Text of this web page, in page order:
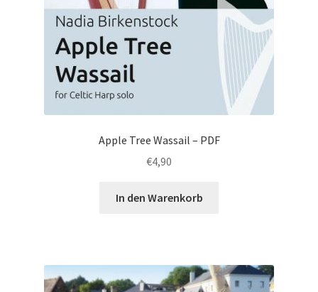
Apple Tree Wassail – PDF
€4,90
In den Warenkorb